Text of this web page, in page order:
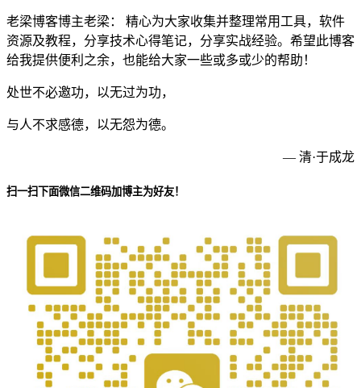
老梁博客博主老梁： 精心为大家收集并整理常用工具，软件
资源及教程，分享技术心得笔记，分享实战经验。希望此博客
给我提供便利之余，也能给大家一些或多或少的帮助！
处世不必邀功，以无过为功，
与人不求感德，以无怨为德。
— 清·于成龙
扫一扫下面微信二维码加博主为好友！